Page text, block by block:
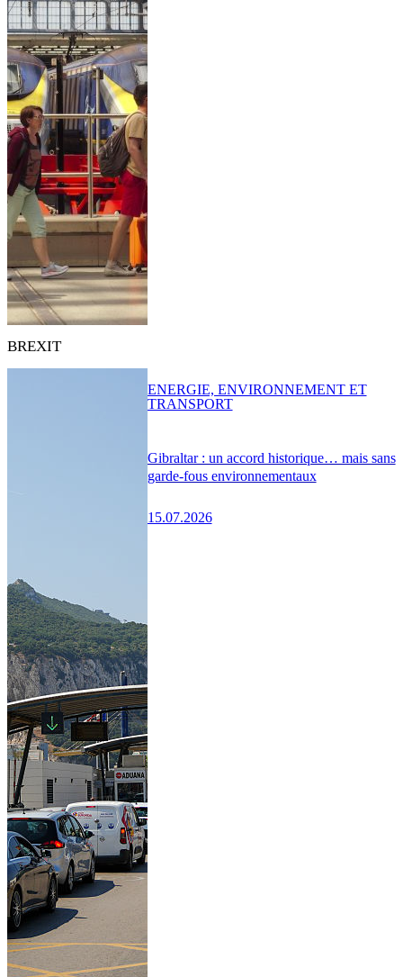
BREXIT
Gibraltar : un accord historique… mais sans
garde-fous environnementaux
15.07.2026
ENERGIE, ENVIRONNEMENT ET
TRANSPORT